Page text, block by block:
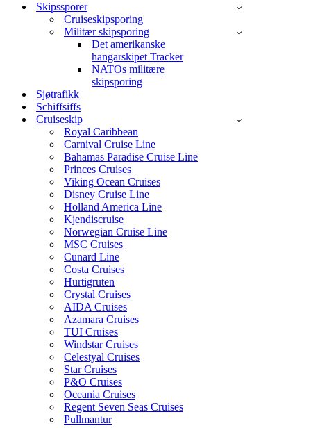
Skipssporer
Cruiseskipsporing
Militær skipsporing
Det amerikanske
hangarskipet Tracker
NATOs militære
skipsporing
Sjøtrafikk
Schiffsiffs
Cruiseskip
Royal Caribbean
Carnival Cruise Line
Bahamas Paradise Cruise Line
Princes Cruises
Viking Ocean Cruises
Disney Cruise Line
Holland America Line
Kjendiscruise
Norwegian Cruise Line
MSC Cruises
Cunard Line
Costa Cruises
Hurtigruten
Crystal Cruises
AIDA Cruises
Azamara Cruises
TUI Cruises
Windstar Cruises
Celestyal Cruises
Star Cruises
P&O Cruises
Oceania Cruises
Regent Seven Seas Cruises
Pullmantur